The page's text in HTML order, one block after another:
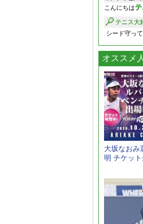
こんにちは
テニス大
シード守っ
オススメ
大坂なおみ
明 チケッ